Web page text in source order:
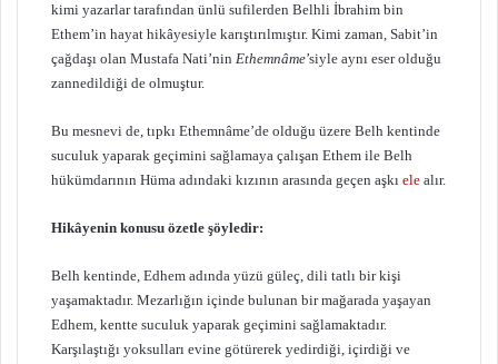
kimi yazarlar tarafından ünlü sufilerden Belhli İbrahim bin
Ethem’in hayat hikâyesiyle karıştırılmıştır. Kimi zaman, Sabit’in
çağdaşı olan Mustafa Nati’nin Ethemnâme’siyle aynı eser olduğu
zannedildiği de olmuştur.
Bu mesnevi de, tıpkı Ethemnâme’de olduğu üzere Belh kentinde
suculuk yaparak geçimini sağlamaya çalışan Ethem ile Belh
hükümdarının Hüma adındaki kızının arasında geçen aşkı ele alır.
Hikâyenin konusu özetle şöyledir:
Belh kentinde, Edhem adında yüzü güleç, dili tatlı bir kişi
yaşamaktadır. Mezarlığın içinde bulunan bir mağarada yaşayan
Edhem, kentte suculuk yaparak geçimini sağlamaktadır.
Karşılaştığı yoksulları evine götürerek yedirdiği, içirdiği ve